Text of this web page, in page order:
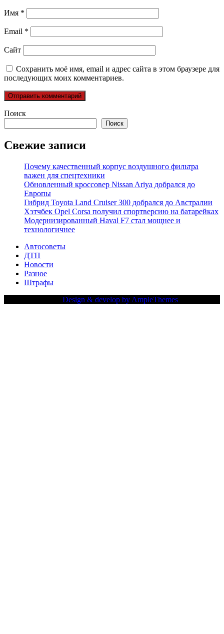
Имя *
Email *
Сайт
Сохранить моё имя, email и адрес сайта в этом браузере для
последующих моих комментариев.
Поиск
Поиск
Свежие записи
Почему качественный корпус воздушного фильтра
важен для спецтехники
Обновленный кроссовер Nissan Ariya добрался до
Европы
Гибрид Toyota Land Cruiser 300 добрался до Австралии
Хэтчбек Opel Corsa получил спортверсию на батарейках
Модернизированный Haval F7 стал мощнее и
технологичнее
Автосоветы
ДТП
Новости
Разное
Штрафы
Design & develop by AmpleThemes